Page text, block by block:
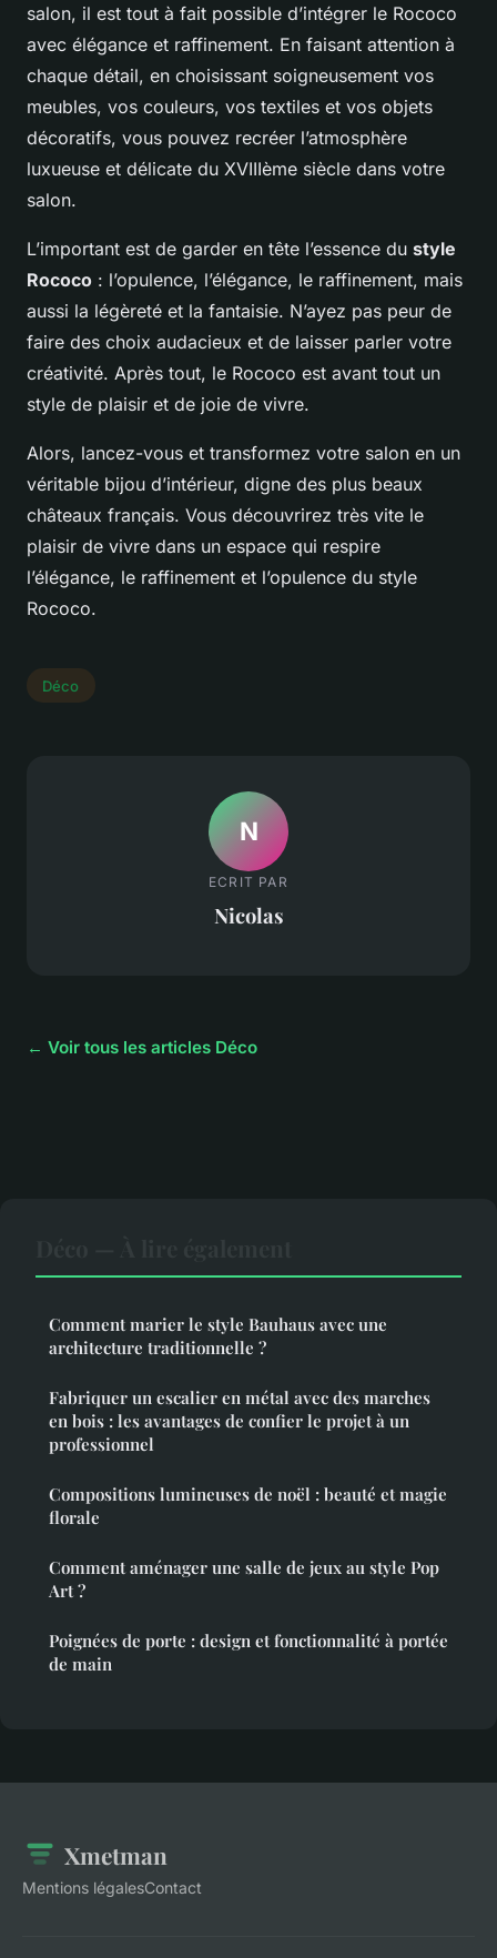
salon, il est tout à fait possible d’intégrer le Rococo
avec élégance et raffinement. En faisant attention à
chaque détail, en choisissant soigneusement vos
meubles, vos couleurs, vos textiles et vos objets
décoratifs, vous pouvez recréer l’atmosphère
luxueuse et délicate du XVIIIème siècle dans votre
salon.
L’important est de garder en tête l’essence du style
Rococo : l’opulence, l’élégance, le raffinement, mais
aussi la légèreté et la fantaisie. N’ayez pas peur de
faire des choix audacieux et de laisser parler votre
créativité. Après tout, le Rococo est avant tout un
style de plaisir et de joie de vivre.
Alors, lancez-vous et transformez votre salon en un
véritable bijou d’intérieur, digne des plus beaux
châteaux français. Vous découvrirez très vite le
plaisir de vivre dans un espace qui respire
l’élégance, le raffinement et l’opulence du style
Rococo.
Déco
N
ECRIT PAR
Nicolas
← Voir tous les articles Déco
Comment marier le style Bauhaus avec une
architecture traditionnelle ?
Fabriquer un escalier en métal avec des marches
en bois : les avantages de confier le projet à un
professionnel
Compositions lumineuses de noël : beauté et magie
florale
Comment aménager une salle de jeux au style Pop
Art ?
Poignées de porte : design et fonctionnalité à portée
de main
Xmetman
Mentions légalesContact